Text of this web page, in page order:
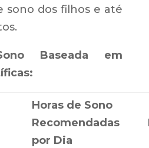
sono dos filhos e até
Baseada em
Horas de Sono
Recomendadas
por Dia